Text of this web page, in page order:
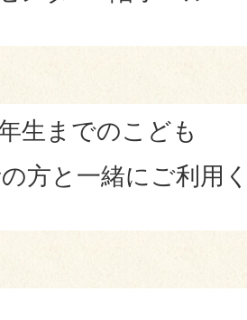
生までのこども
方と一緒にご利用